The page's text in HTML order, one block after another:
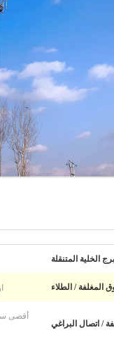
برج الخلية المتنقلة
المغلفة / الطلاء
/ اتصال البراغي
أقصى